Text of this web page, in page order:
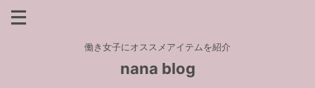
働き女子にオススメアイテムを紹介
nana blog